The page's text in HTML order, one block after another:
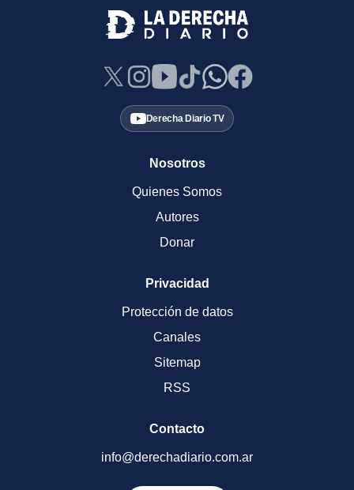
Derecha Diario TV
Nosotros
Quienes Somos
Autores
Donar
Privacidad
Protección de datos
Canales
Sitemap
RSS
Contacto
info@derechadiario.com.ar